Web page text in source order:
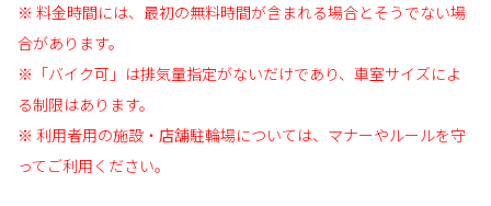
※ 料金時間には、最初の無料時間が含まれる場合とそうでない場
合があります。
※「バイク可」は排気量指定がないだけであり、車室サイズによ
る制限はあります。
※ 利用者用の施設・店舗駐輪場については、マナーやルールを守
ってご利用ください。